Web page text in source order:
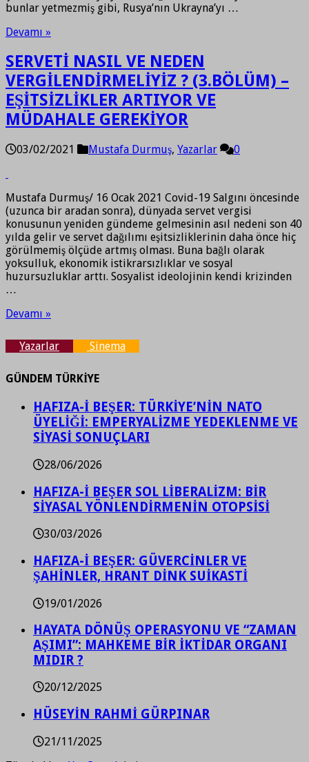
bunlar yetmezmiş gibi, Rusya’nın Ukrayna’yı …
Devamı »
SERVETİ NASIL VE NEDEN
VERGİLENDİRMELİYİZ ? (3.BÖLÜM) –
EŞİTSİZLİKLER ARTIYOR VE
MÜDAHALE GEREKİYOR
03/02/2021 Mustafa Durmuş, Yazarlar 0
Mustafa Durmuş/ 16 Ocak 2021 Covid-19 Salgını öncesinde
(uzunca bir aradan sonra), dünyada servet vergisi
konusunun yeniden gündeme gelmesinin asıl nedeni son 40
yılda gelir ve servet dağılımı eşitsizliklerinin daha önce hiç
görülmemiş ölçüde artmış olması. Buna bağlı olarak
yoksulluk, ekonomik istikrarsızlıklar ve sosyal
huzursuzluklar arttı. Sosyalist ideolojinin kendi krizinden
…
Devamı »
Yazarlar Sinema
GÜNDEM TÜRKİYE
HAFIZA-İ BEŞER: TÜRKİYE’NİN NATO
ÜYELİĞİ: EMPERYALİZME YEDEKLENME VE
SİYASİ SONUÇLARI
28/06/2026
HAFIZA-İ BEŞER SOL LİBERALİZM: BİR
SİYASAL YÖNLENDİRMENİN OTOPSİSİ
30/03/2026
HAFIZA-İ BEŞER: GÜVERCİNLER VE
ŞAHİNLER, HRANT DİNK SUİKASTİ
19/01/2026
HAYATA DÖNÜŞ OPERASYONU VE “ZAMAN
AŞIMI”: MAHKEME BİR İKTİDAR ORGANI
MIDIR ?
20/12/2025
HÜSEYİN RAHMİ GÜRPINAR
21/11/2025